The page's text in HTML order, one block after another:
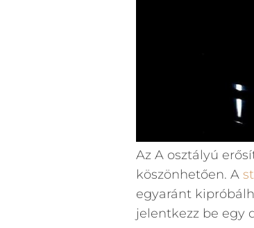
Az A osztályú
köszönhetően. A
egyaránt
jelentkezz be egy